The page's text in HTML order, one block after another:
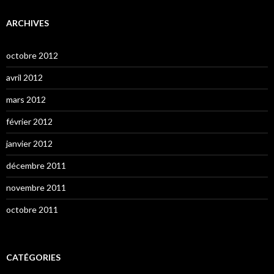
ARCHIVES
octobre 2012
avril 2012
mars 2012
février 2012
janvier 2012
décembre 2011
novembre 2011
octobre 2011
CATÉGORIES